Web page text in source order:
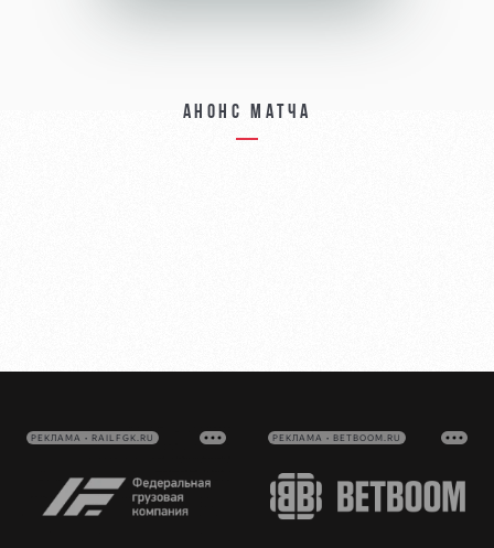
Анонс матча
РЕКЛАМА • RAILFGK.RU РЕКЛАМА • BETBOOM.RU